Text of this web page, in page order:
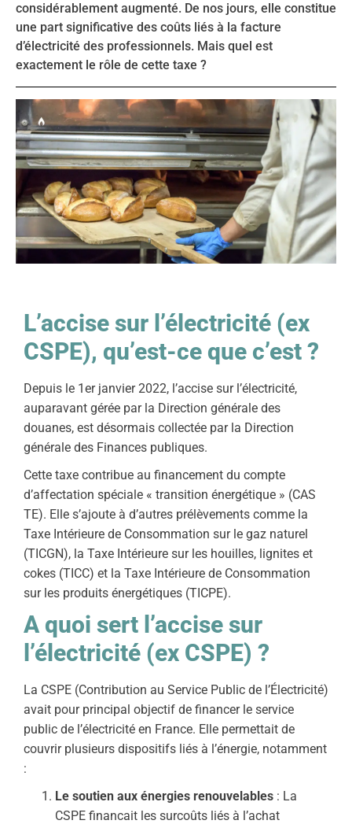
considérablement augmenté. De nos jours, elle constitue
une part significative des coûts liés à la facture
d’électricité des professionnels. Mais quel est
exactement le rôle de cette taxe ?
L’accise sur l’électricité (ex
CSPE), qu’est-ce que c’est ?
Depuis le 1er janvier 2022, l’accise sur l’électricité,
auparavant gérée par la Direction générale des
douanes, est désormais collectée par la Direction
générale des Finances publiques.
Cette taxe contribue au financement du compte
d’affectation spéciale « transition énergétique » (CAS
TE). Elle s’ajoute à d’autres prélèvements comme la
Taxe Intérieure de Consommation sur le gaz naturel
(TICGN), la Taxe Intérieure sur les houilles, lignites et
cokes (TICC) et la Taxe Intérieure de Consommation
sur les produits énergétiques (TICPE).
A quoi sert l’accise sur
l’électricité (ex CSPE) ?
La CSPE (Contribution au Service Public de l’Électricité)
avait pour principal objectif de financer le service
public de l’électricité en France. Elle permettait de
couvrir plusieurs dispositifs liés à l’énergie, notamment
:
Le soutien aux énergies renouvelables : La
CSPE financait les surcoûts liés à l’achat